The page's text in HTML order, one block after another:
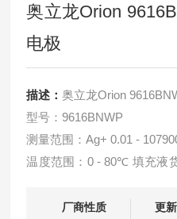
奥立龙Orion
电极
描述：奥立龙Orion
型号：9616BNWP
温度范围：0 - 80℃ 填充液
离子强度调节剂货号：Ag+
厂商性质
更